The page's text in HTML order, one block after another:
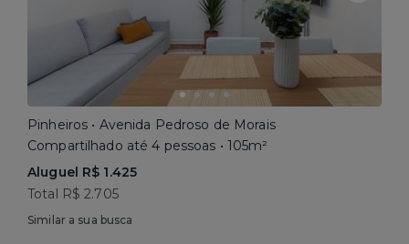
Pinheiros • Avenida Pedroso de Morais
Compartilhado até 4 pessoas • 105m²
Aluguel R$ 1.425
Total R$ 2.705
Similar a sua busca